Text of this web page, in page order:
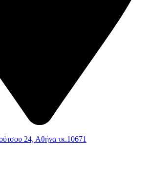
24, Αθήνα τκ.10671